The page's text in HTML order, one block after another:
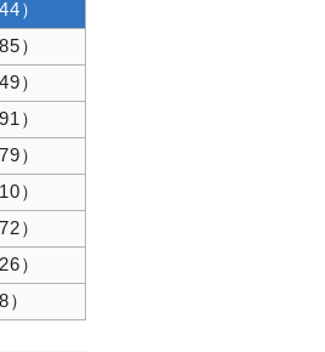
）
）
）
）
）
）
）
）